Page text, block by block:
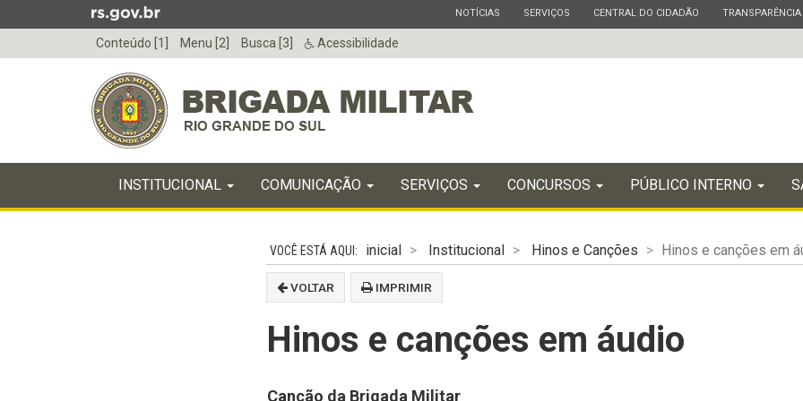
para
menu
ESTADO
NOTÍCIAS ESTADO
SERVIÇOS ESTADO
CENTRAL DO CIDADÃO ESTADO
TRANSPARÊNCIA
Conteúdo [1] Menu [2] Busca [3] Acessibilidade
do
menu
INICIAL
INSTITUCIONAL COMUNICAÇÃO SERVIÇOS CONCURSOS PÚBLICO INTERNO
inicial Institucional Hinos e Canções Hinos e canções em
VOLTAR IMPRIMIR
Hinos e canções em áudio
Canção da Brigada Militar